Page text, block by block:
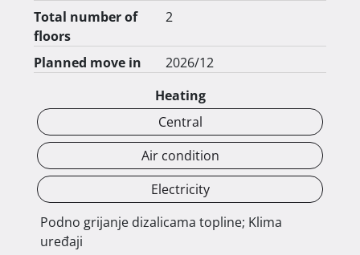
Svaki stan ima pripadajuće garažno parkirno
mjesto i vanjsko parkirno mjesto, dok pojedini
stanovi imaju prostrane terase i vlastite vrtove.
U gradnji se koriste suvremeni sustavi i kvalitetni
materijali, uključujući dizalice topline, podno
grijanje u svim prostorijama, klimatizaciju,
aluminijsku stolariju s troslojnim staklom te
parket i keramiku prve klase.
Total number of
floors
2
Planned move in
2026/12
Heating
Central
Air condition
Electricity
Podno grijanje dizalicama topline; Klima
uređaji